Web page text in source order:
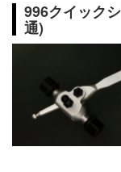
996クイック
通)